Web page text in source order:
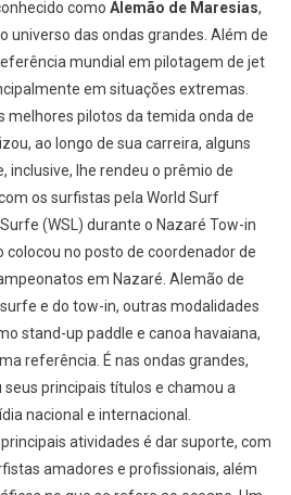
como Alemão de Maresias,
universo das ondas grandes. Além de
mundial em pilotagem de jet
em situações extremas.
melhores pilotos da temida onda de
ao longo de sua carreira, alguns
inclusive, lhe rendeu o prêmio de
os surfistas pela World Surf
(WSL) durante o Nazaré Tow-in
colocou no posto de coordenador de
em Nazaré. Alemão de
e do tow-in, outras modalidades
stand-up paddle e canoa havaiana,
referência. É nas ondas grandes,
principais títulos e chamou a
nacional e internacional.
atividades é dar suporte, com
amadores e profissionais, além